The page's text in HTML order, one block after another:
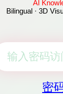
AI
Bilingual · 3D
密